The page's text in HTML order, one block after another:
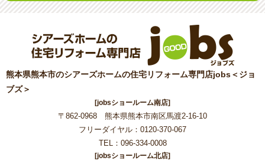
熊本県熊本市のシアーズホームの住宅リフォーム専門店jobs＜ジョ
ブズ＞
[jobsショールーム南店]
〒862-0968 熊本県熊本市南区馬渡2-16-10
フリーダイヤル：0120-370-067
TEL：096-334-0008
[jobsショールーム北店]